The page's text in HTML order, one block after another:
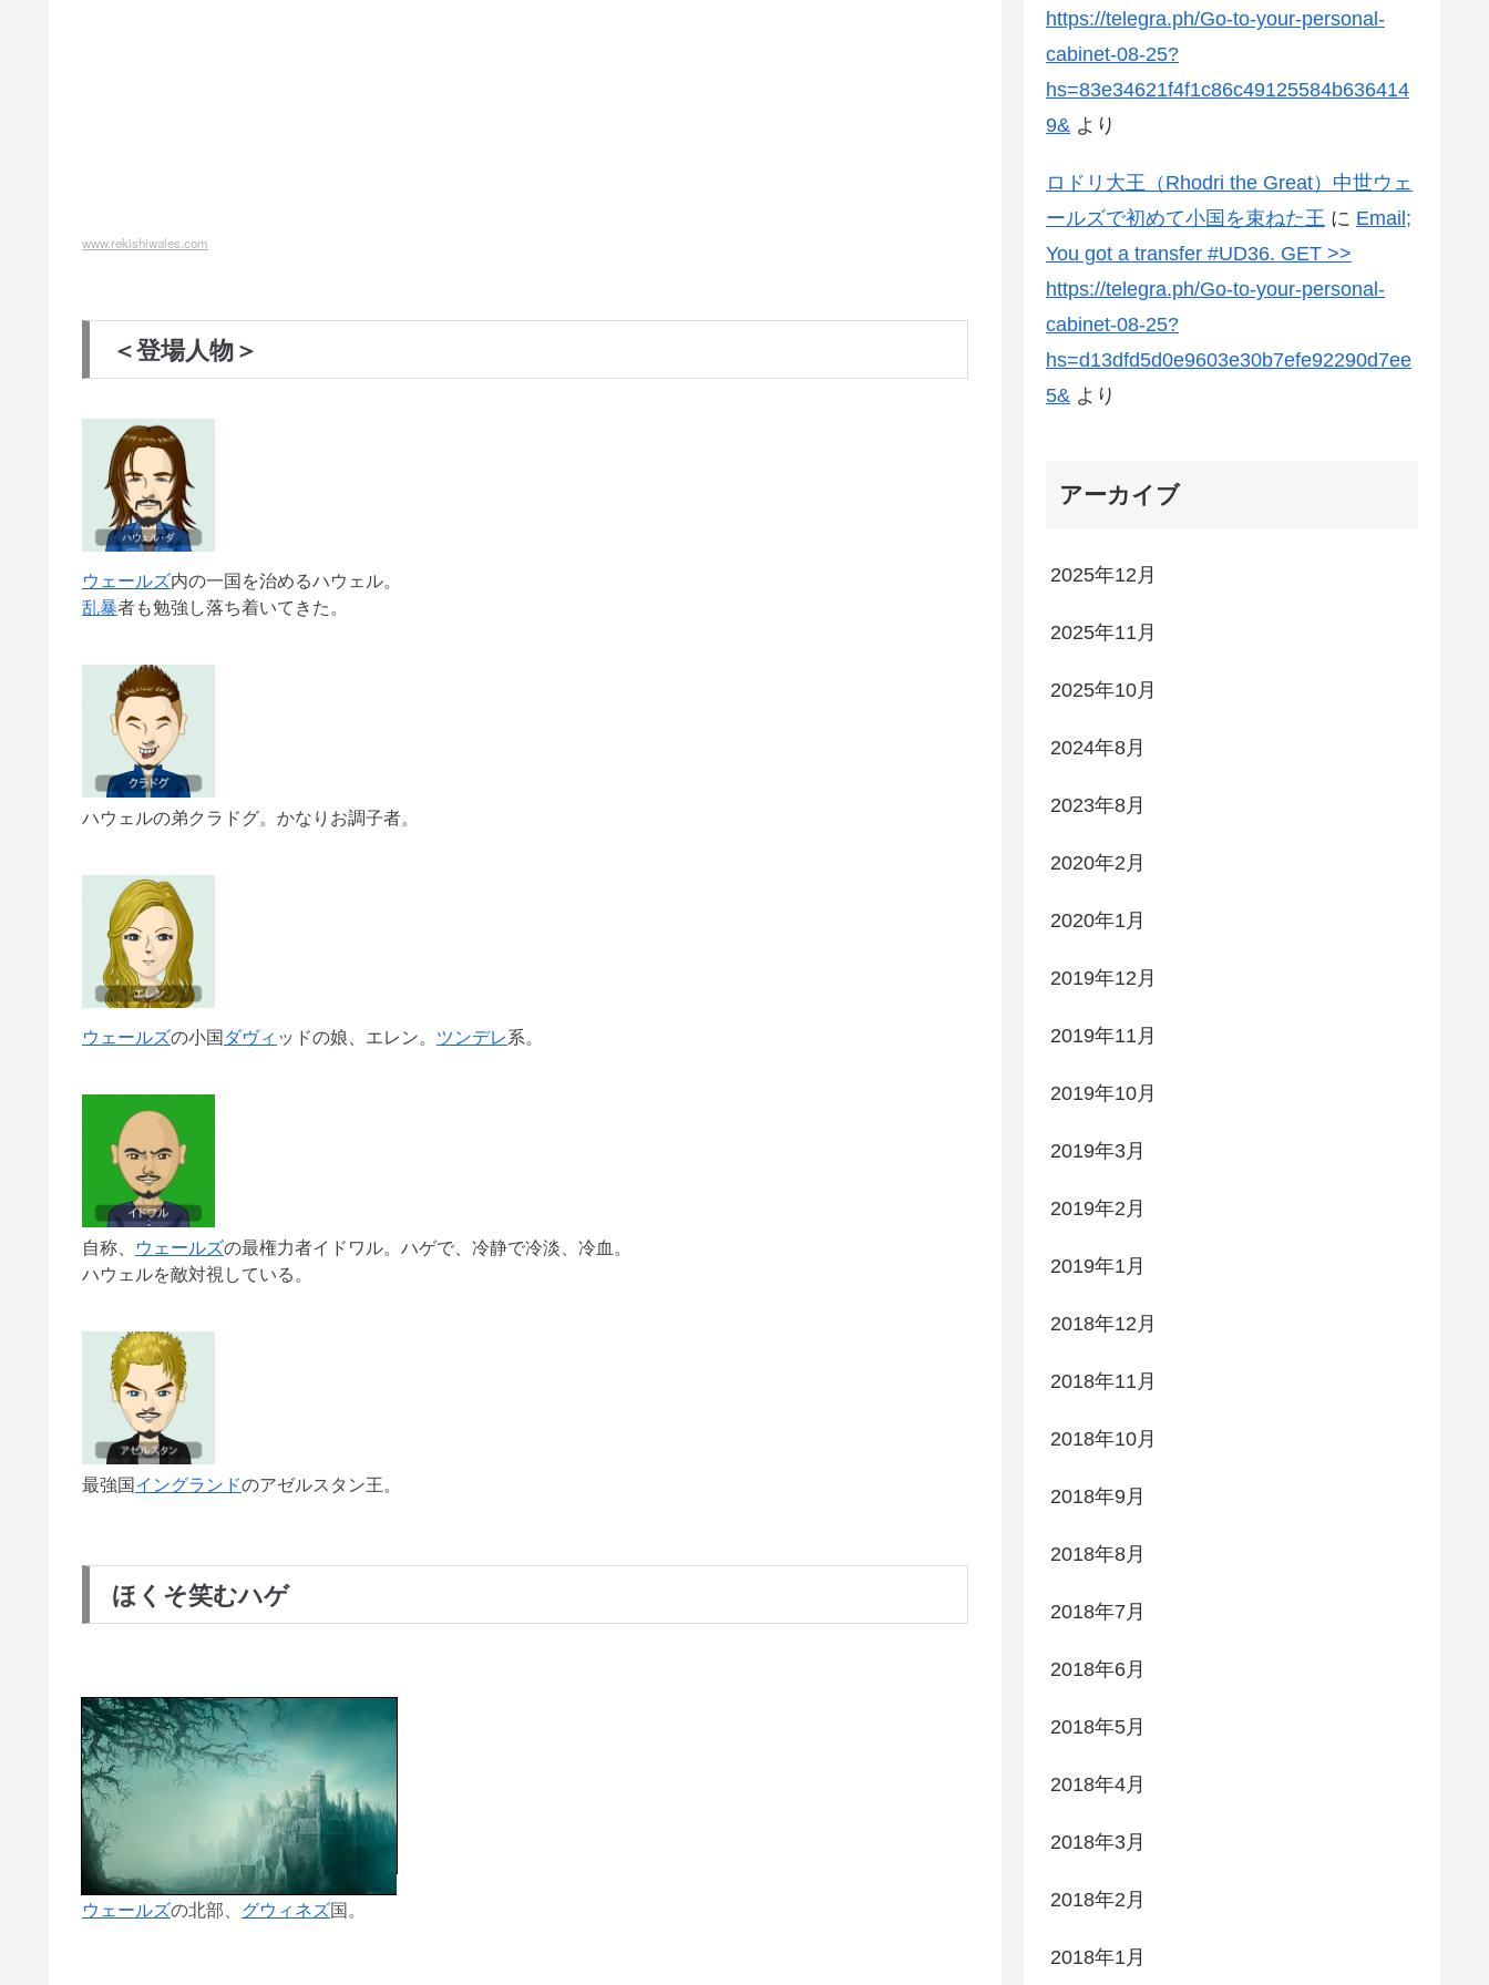
www.rekishiwales.com
＜登場人物＞
ウェールズ内の一国を治めるハウェル。
乱暴者も勉強し落ち着いてきた。
ハウェルの弟クラドグ。かなりお調子者。
ウェールズの小国ダヴィ ッドの娘、エレン。 ツンデレ系。
自称、 ウェールズの最権力者イドワル。ハゲで、冷静で冷淡、冷血。
ハウェルを敵対視している。
最強国イングランドのアゼルスタン王。
ほくそ笑むハゲ
ウェールズの北部、 グウィネズ国。
https://telegra.ph/Go-to-your-personal-
cabinet-08-25?
hs=83e34621f4f1c86c49125584b636414
9& より
ロドリ大王（Rhodri the Great）中世ウェ
ールズで初めて小国を束ねた王 に Email;
You got a transfer #UD36. GET >>
https://telegra.ph/Go-to-your-personal-
cabinet-08-25?
hs=d13dfd5d0e9603e30b7efe92290d7ee
5& より
アーカイブ
2025年12月
2025年11月
2025年10月
2024年8月
2023年8月
2020年2月
2020年1月
2019年12月
2019年11月
2019年10月
2019年3月
2019年2月
2019年1月
2018年12月
2018年11月
2018年10月
2018年9月
2018年8月
2018年7月
2018年6月
2018年5月
2018年4月
2018年3月
2018年2月
2018年1月